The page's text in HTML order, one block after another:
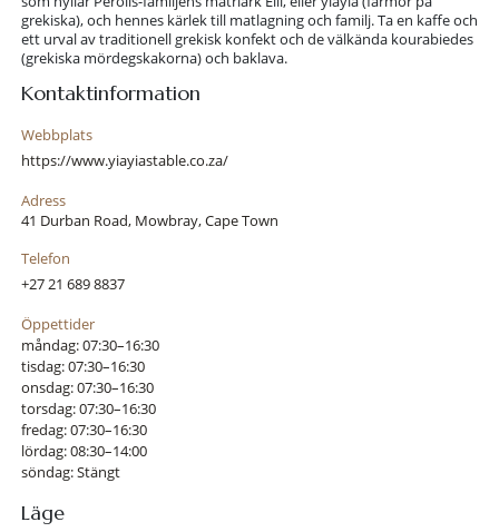
grekiska), och hennes kärlek till matlagning och familj. Ta en kaffe och
ett urval av traditionell grekisk konfekt och de välkända kourabiedes
(grekiska mördegskakorna) och baklava.
Kontaktinformation
Webbplats
https://www.yiayiastable.co.za/
Adress
41 Durban Road, Mowbray, Cape Town
Telefon
+27 21 689 8837
Öppettider
måndag: 07:30–16:30
tisdag: 07:30–16:30
onsdag: 07:30–16:30
torsdag: 07:30–16:30
fredag: 07:30–16:30
lördag: 08:30–14:00
söndag: Stängt
Läge